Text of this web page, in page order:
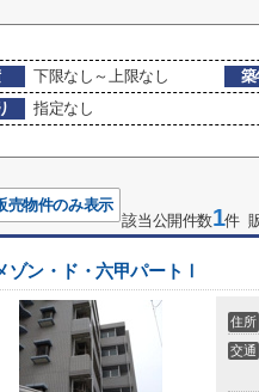
下限なし～上限なし 築
指定なし
売物件のみ表示
該当公開件数1件
ゾン・ド・六甲パートⅠ
住所
交通